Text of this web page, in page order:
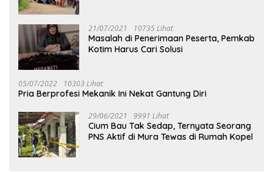
21/07/2021 10735 Lihat
Masalah di Penerimaan Peserta, Pemkab
Kotim Harus Cari Solusi
05/07/2022 10303 Lihat
Pria Berprofesi Mekanik Ini Nekat Gantung Diri
29/06/2021 9991 Lihat
Cium Bau Tak Sedap, Ternyata Seorang
PNS Aktif di Mura Tewas di Rumah Kopel